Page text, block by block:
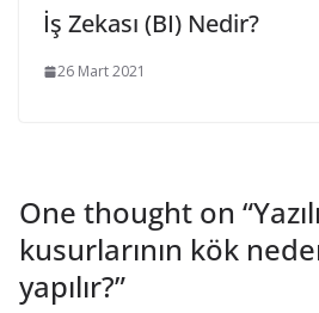
İş Zekası (BI) Nedir?
26 Mart 2021
One thought on “
kusurlarının kök
yapılır?”